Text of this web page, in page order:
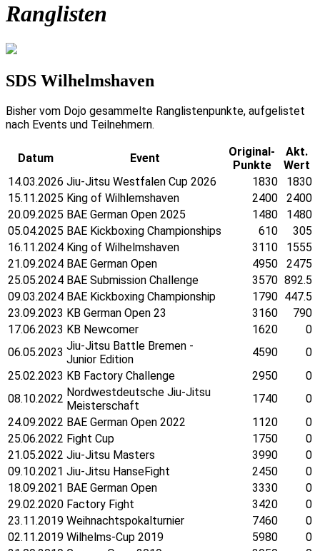
Ranglisten
SDS Wilhelmshaven
Bisher vom Dojo gesammelte Ranglistenpunkte, aufgelistet
nach Events und Teilnehmern.
Datum Event
Original-
Punkte
Akt.
Wert
14.03.2026 Jiu-Jitsu Westfalen Cup 2026 1830
1830
15.11.2025 King of Wilhlemshaven 2400
2400
20.09.2025 BAE German Open 2025 1480
1480
05.04.2025 BAE Kickboxing Championships 610
305
16.11.2024 King of Wilhelmshaven 3110
1555
21.09.2024 BAE German Open 4950
2475
25.05.2024 BAE Submission Challenge 3570 892.5
09.03.2024 BAE Kickboxing Championship 1790 447.5
23.09.2023 KB German Open 23 3160
790
17.06.2023 KB Newcomer 1620
0
06.05.2023 Jiu-Jitsu Battle Bremen -
Junior Edition
4590
0
25.02.2023 KB Factory Challenge 2950
0
08.10.2022 Nordwestdeutsche Jiu-Jitsu
Meisterschaft
1740
0
24.09.2022 BAE German Open 2022 1120
0
25.06.2022 Fight Cup 1750
0
21.05.2022 Jiu-Jitsu Masters 3990
0
09.10.2021 Jiu-Jitsu HanseFight 2450
0
18.09.2021 BAE German Open 3330
0
29.02.2020 Factory Fight 3420
0
23.11.2019 Weihnachtspokalturnier 7460
0
02.11.2019 Wilhelms-Cup 2019 5980
0